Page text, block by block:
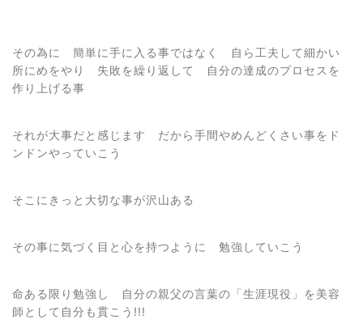
その為に 簡単に手に入る事ではなく 自ら工夫して細かい
所にめをやり 失敗を繰り返して 自分の達成のプロセスを
作り上げる事
それが大事だと感じます だから手間やめんどくさい事をド
ンドンやっていこう
そこにきっと大切な事が沢山ある
その事に気づく目と心を持つように 勉強していこう
命ある限り勉強し 自分の親父の言葉の「生涯現役」を美容
師として自分も貫こう!!!